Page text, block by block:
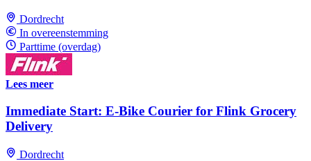
Dordrecht
In overeenstemming
Parttime (overdag)
Lees meer
Immediate Start: E-Bike Courier for Flink Grocery
Delivery
Dordrecht